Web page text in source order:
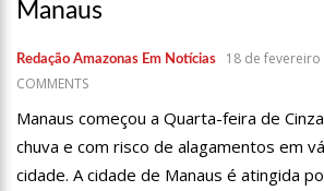
23:40 HISSA ABRAHÃO CRITICA DECISÃO DE
COM QUASE 300 MIL VOTOS PARA O
RECEBIDO POR MULTIDÃO NA ZONA
Manaus
Redação Amazonas Em Notícias 18 de fevereiro
COMMENTS
Manaus começou a Quarta-feira de
chuva e com risco de alagamentos em
cidade. A cidade de Manaus é atingida